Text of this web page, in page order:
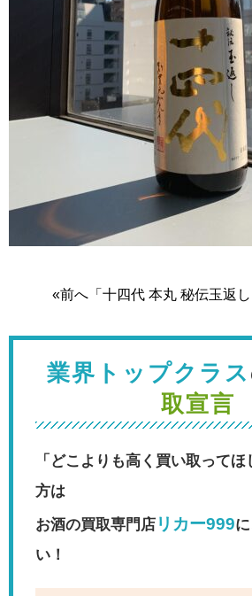
«前へ「十四代 本丸 秘伝玉返し
業界トップクラス
取宣言
「どこよりも高く買い取ってほ
方は
お酒の買取専門店 リカー999
い！